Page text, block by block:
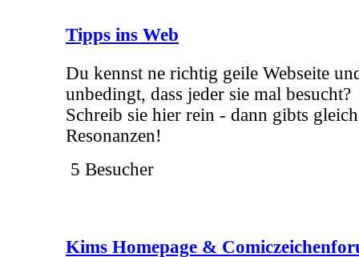
Tipps ins Web
Du kennst ne richtig geile Webseite
unbedingt, dass jeder sie mal besucht?
Schreib sie hier rein - dann gibts
Resonanzen!
5 Besucher
Kims Homepage &